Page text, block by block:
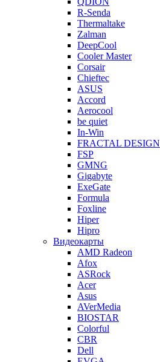
R-Senda
Thermaltake
Zalman
DeepCool
Cooler Master
Corsair
Chieftec
ASUS
Accord
Aerocool
be quiet
In-Win
FRACTAL DESIGN
FSP
GMNG
Gigabyte
ExeGate
Formula
Foxline
Hiper
Hipro
Видеокарты
AMD Radeon
Afox
ASRock
Acer
Asus
AVerMedia
BIOSTAR
Colorful
CBR
Dell